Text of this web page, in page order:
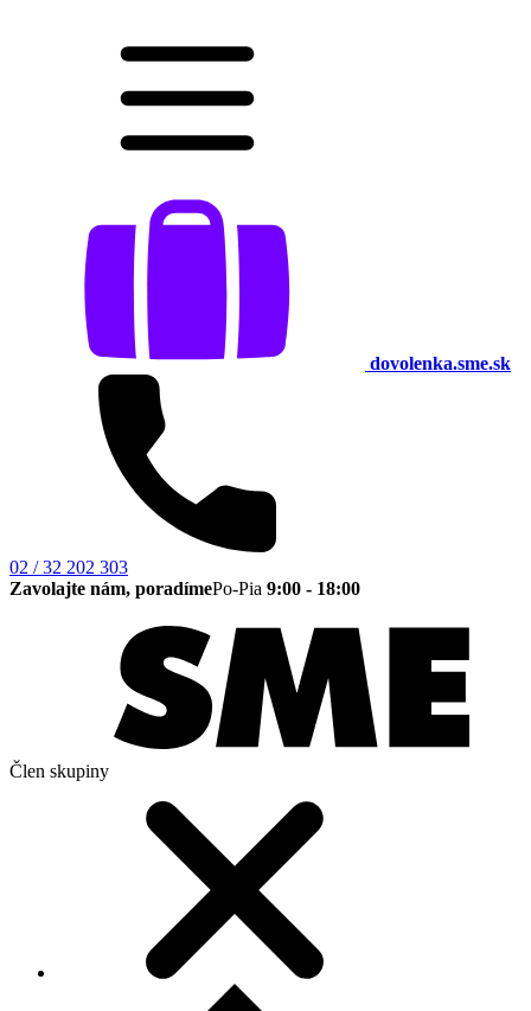
dovolenka.sme.sk
02 / 32 202 303
Zavolajte nám, poradímePo-Pia 9:00 - 18:00
Člen skupiny